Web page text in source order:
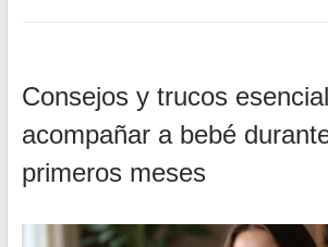
Consejos y trucos
acompañar a bebé
primeros meses